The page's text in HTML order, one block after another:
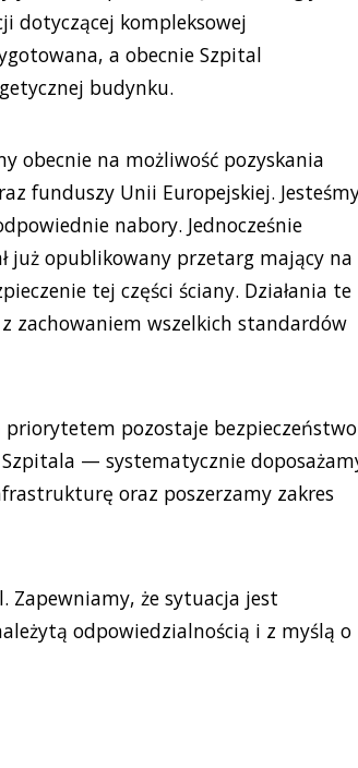
dotyczącej kompleksowej
a obecnie Szpital
budynku.
obecnie na możliwość pozyskania
funduszy Unii Europejskiej.
nabory. Jednocześnie
już opublikowany przetarg mający na
tej części ściany. Działania te
zachowaniem wszelkich standardów
priorytetem pozostaje
— systematycznie
oraz poszerzamy zakres
Zapewniamy, że sytuacja jest
odpowiedzialnością i z myślą o